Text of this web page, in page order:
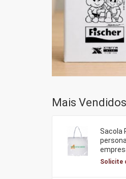
Mais Vendidos
Sacola
Solicite